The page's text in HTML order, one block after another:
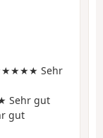
Sehr
gut
gut